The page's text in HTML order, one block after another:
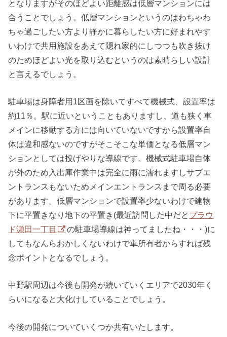
となりますがそのほどよい距離感は低層マンションには
合うことでしょう。低層マンションというのはわちゃわ
ちゃ過ごしたい方より静かに暮らしたい方に好まれやす
いわけで共用施設をあえて隠れ家的にしつつも吹き抜け
のためほどよい光を取り込むというのは素晴らしい設計
と言えるでしょう。
駐車場は身障者用1区画を除いてすべて機械式、設置率は
約11％。駅に近いということもありますし、道も狭く車
メインに移動する方には向いていないですから設置率自
体は違和感ないのですがそこそこな単価となる低層マン
ションとしては投げやりな導線です。機械式駐車場自体
が外のため入出庫作業中は完全に雨に濡れますしサブエ
ントランスもないためメインエントランスまで周る必要
があります。低層マンションで設置率少ないわけで建物
下に平置きなり地下の平置き(最近訪問した中だと プラウ
ド瀬田一丁目
の駐車場導線は神ってましたね・・・)に
してもなんらおかしくないわけで車所有者からすれば残
念ポイントとなるでしょう。
中野駅周辺は今後も開発が続いていくエリアで2030年く
らいになると大化けしていることでしょう。
今後の開発についていくつか共有いたします。